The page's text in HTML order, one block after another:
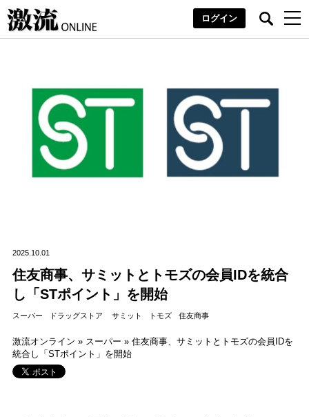
ログイン
2025.10.01
住友商事、サミットとトモズの会員IDを統合
し「STポイント」を開始
スーパー ドラッグストア サミット トモズ 住友商事
激流オンライン » スーパー » 住友商事、サミットとトモズの会員IDを
統合し「STポイント」を開始